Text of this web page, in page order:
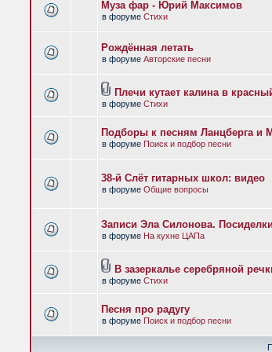
Муза фар - Юрий Максимов
в форуме Стихи
Рождённая летать
в форуме Авторские песни
Плечи кутает калина в
в форуме Стихи
Подборы к песням Ланцберга и
в форуме Поиск и подбор песни
38-й Слёт гитарных школ: видео
в форуме Общие вопросы
Записи Эла Силонова.
в форуме На кухне ЦАПа
В зазеркалье серебряной
в форуме Стихи
Песня про радугу
в форуме Поиск и подбор песни